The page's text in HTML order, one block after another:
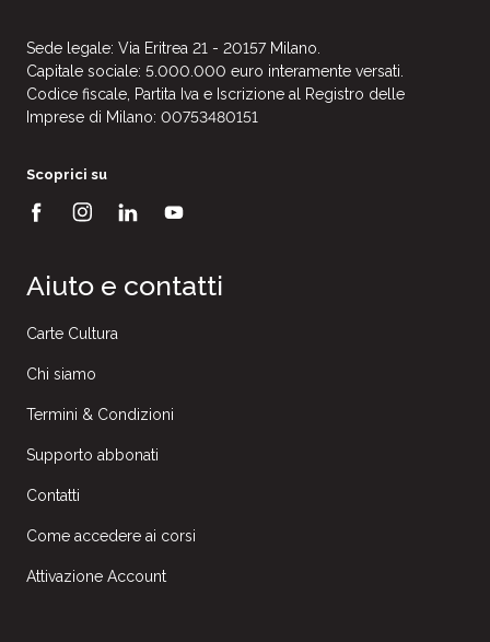
Sede legale: Via Eritrea 21 - 20157 Milano.
Capitale sociale: 5.000.000 euro interamente versati.
Codice fiscale, Partita Iva e Iscrizione al Registro delle
Imprese di Milano: 00753480151
Scoprici su
Aiuto e contatti
Carte Cultura
Chi siamo
Termini & Condizioni
Supporto abbonati
Contatti
Come accedere ai corsi
Attivazione Account